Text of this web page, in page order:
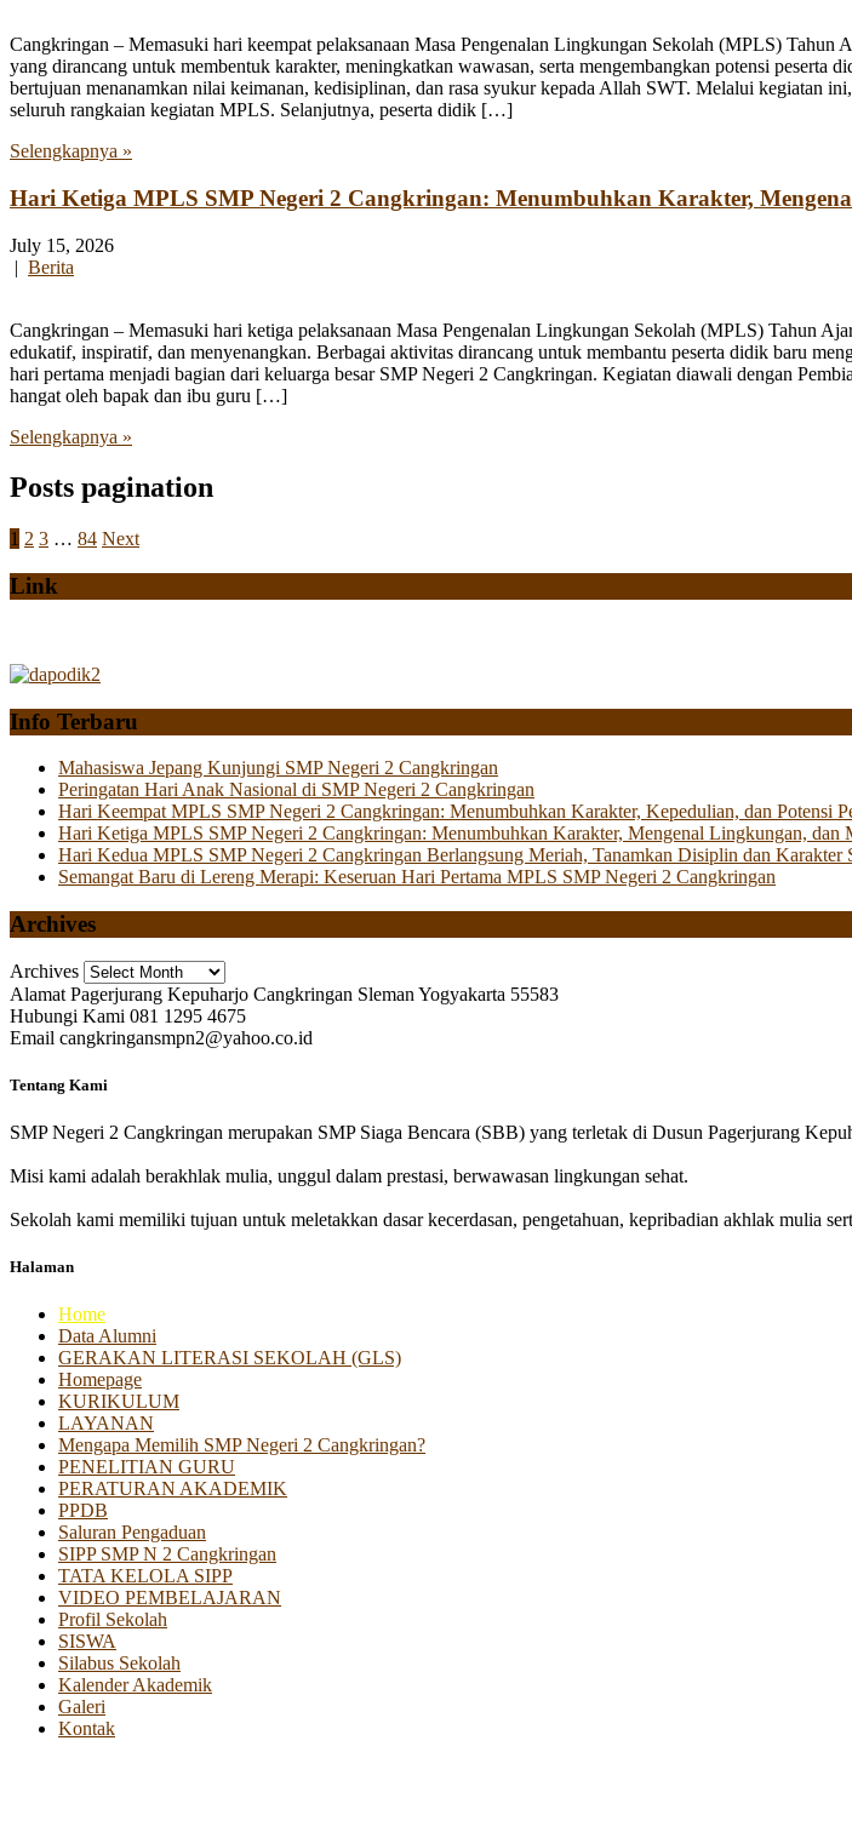
Cangkringan – Memasuki hari keempat pelaksanaan Masa Pengenalan Lingkungan Sekolah (MPLS)
yang dirancang untuk membentuk karakter, meningkatkan wawasan, serta mengembangkan potensi
bertujuan menanamkan nilai keimanan, kedisiplinan, dan rasa syukur kepada Allah SWT. Melalui kegiatan
seluruh rangkaian kegiatan MPLS. Selanjutnya, peserta didik […]
Selengkapnya »
Hari Ketiga MPLS SMP Negeri 2 Cangkringan: Menumbuhkan Karakter,
July 15, 2026
| Berita
Cangkringan – Memasuki hari ketiga pelaksanaan Masa Pengenalan Lingkungan Sekolah (MPLS) Tahun
edukatif, inspiratif, dan menyenangkan. Berbagai aktivitas dirancang untuk membantu peserta didik baru
hari pertama menjadi bagian dari keluarga besar SMP Negeri 2 Cangkringan. Kegiatan diawali dengan
hangat oleh bapak dan ibu guru […]
Selengkapnya »
Posts pagination
1 2 3 … 84 Next
Link
Info Terbaru
Mahasiswa Jepang Kunjungi SMP Negeri 2 Cangkringan
Peringatan Hari Anak Nasional di SMP Negeri 2 Cangkringan
Hari Keempat MPLS SMP Negeri 2 Cangkringan: Menumbuhkan Karakter, Kepedulian, dan Potensi
Hari Ketiga MPLS SMP Negeri 2 Cangkringan: Menumbuhkan Karakter, Mengenal Lingkungan, dan
Hari Kedua MPLS SMP Negeri 2 Cangkringan Berlangsung Meriah, Tanamkan Disiplin dan Karakter
Semangat Baru di Lereng Merapi: Keseruan Hari Pertama MPLS SMP Negeri 2 Cangkringan
Archives
Archives
Alamat Pagerjurang Kepuharjo Cangkringan Sleman Yogyakarta 55583
Hubungi Kami 081 1295 4675
Email cangkringansmpn2@yahoo.co.id
Tentang Kami
SMP Negeri 2 Cangkringan merupakan SMP Siaga Bencara (SBB) yang terletak di Dusun Pagerjurang
Misi kami adalah berakhlak mulia, unggul dalam prestasi, berwawasan lingkungan sehat.
Sekolah kami memiliki tujuan untuk meletakkan dasar kecerdasan, pengetahuan, kepribadian akhlak mulia
Halaman
Home
Data Alumni
GERAKAN LITERASI SEKOLAH (GLS)
Homepage
KURIKULUM
LAYANAN
Mengapa Memilih SMP Negeri 2 Cangkringan?
PENELITIAN GURU
PERATURAN AKADEMIK
PPDB
Saluran Pengaduan
SIPP SMP N 2 Cangkringan
TATA KELOLA SIPP
VIDEO PEMBELAJARAN
Profil Sekolah
SISWA
Silabus Sekolah
Kalender Akademik
Galeri
Kontak